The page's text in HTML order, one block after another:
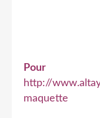
Pour
http://
maquette